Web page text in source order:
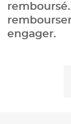
engager.